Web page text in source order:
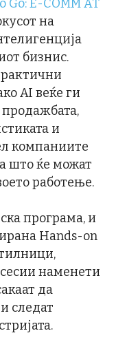
Go: E-COMM AT
на
бизнис.
AI веќе ги
и
компаниите
што ќе можат
работење.
програма, и
Hands-on
наменети
да
следат